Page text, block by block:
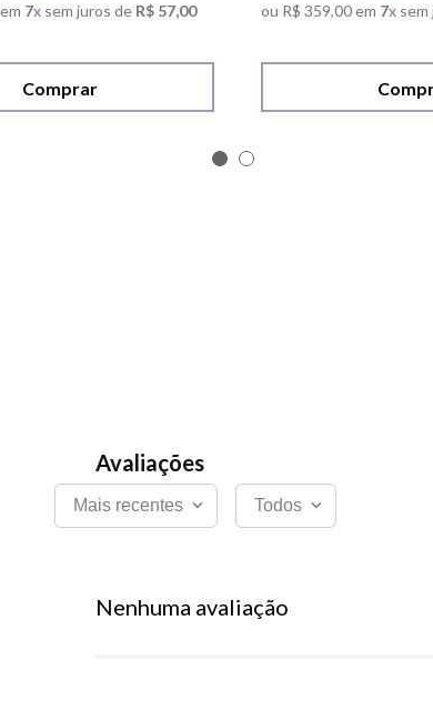
em 7x sem juros de R$ 57,00
Comprar
ou R$ 359,00em 7x sem
Mais recentes Todos
Nenhuma avaliação